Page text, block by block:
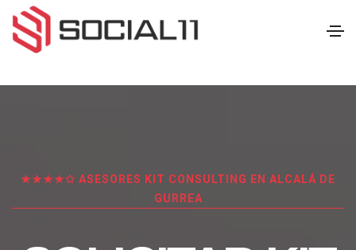
★★★★✩ ASESORES KIT CONSULTING EN ALCALÁ DE
GURREA